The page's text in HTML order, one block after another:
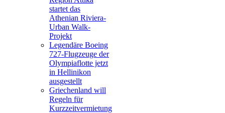
startet das
Athenian Riviera-
Urban Walk-
Projekt
Legendäre Boeing
727-Flugzeuge der
Olympiaflotte jetzt
in Hellinikon
ausgestellt
Griechenland will
Regeln für
Kurzzeitvermietung